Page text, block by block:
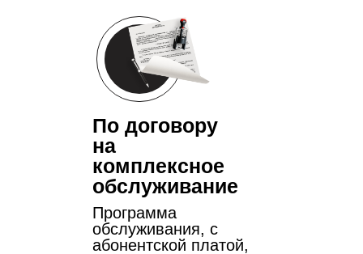
По договору
на
комплексное
обслуживание
Программа
обслуживания, с
абонентской платой,